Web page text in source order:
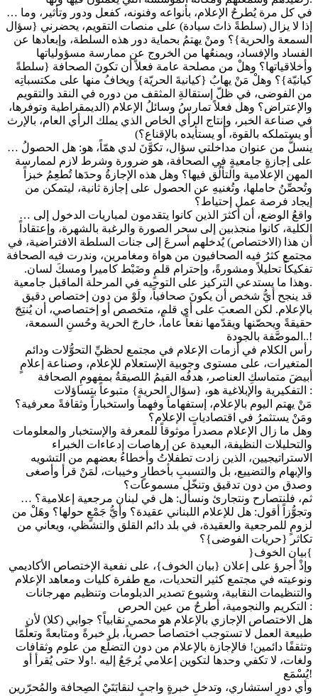
… في كل مرة يُطرحُ الإعلام، بأنواعه وفنونه، كفعل ودور وتأثير، وما
إذا لا يزال (سلطةً ذاتَ سيادة) على منصات التقويم، يحضرني {سؤال
السمعة والحرية}؟ ومنْ يهتمُ بحماية دور هذه السلطة، وإبعادها عن
الفساد والإفساد، ويمنعُها من الخروج عن ممارسة مسؤولياتها
وأخلاقياتها؟ وهلْ من مصلحة عامة فعلاً أن تكونَ الصحافة {سلطةً
كيانيّة}؟ وهلْ مَنْ يهابُ {كيانيةَ الحريّة} ويخافُ منها على مكتسباتِه
من الفوضى، في ظلّ إستقالةِ المثقف من دوره في النقد والتقويم
والإعتراض؟ وهل فعلاً تمارسُ وسائلُ الإعلام (الديمقراطية وتوفرها،
في صناعة الخبر، وإنتاج الرأي الخاص الذي يملك الرأي العام، بالإرث
أو يستملكه بالقوة، أو يستأيده بالإقناع؟)
… ينسلُّ من عنوان مداخلتي سؤال، تكوَّنَ لدي همّاً، هو: هل الحصولُ
على إجازةٍ جامعيةٍ في الصحافة، هو ضرورة وشرط لازم لممارسة
المهن الإعلامية والتألُق فيها؟ وهل هذه الإجازةُ وحدَها تُطعِمُ خبزاً
وتُحصِّنُ حاملها، وتُغنيهِ عن الحصول على إجازة ثانية، ليتمكن من
إيجاد فرصة عمل إحتياط؟
… واقعُ الوضع، أن أكثرَ الذين كانوا يتقدمون لمباريات الدخول إلى
الكلية، كانوا منجذبين إلى سحر الصورة والرغبة بالشهرة، وإعتقاداً
أن هذا (الاختصاص) يُدخلهم أسرعَ إلى جنات السلطة الافتراضية، في
مجتمع كثرُ فيه الصحافيون من هواة ومغامرين، وندرت فيه الصحافة
تفكيكاً تحليلاً ومشورةً، وإحترام قلمٍ وضَبْط كاميرا ومسكَ لسان.
وهذا ما يستدعي التركيز على التوجيه في المرحلة الماقبل جامعية.
قد ينجح أيُّ شخص أن يكونَ صحافياً، ولَوْ من دون إختصاص دقيق
بالإعلام. لكن الصعبَ على أي قلم، متخصص أو إختصاصي، أن يُنتِجَ
حقيقةً ويحصّنها ويقدّمها نفعاً عاماً، خارجَ الحرية وحُسنِ السمعة،
الموصَّفة بالجودة..!
رأس الكلام في أزمات الإعلام في مجتمع لحظيِّ التحوُّلات ودائم
المتغيرات، على مستوى وجوبية الإستعلام للإعلام، وصناعة إعلامٍ
أبيضَ متماسكِ العناصر، هدفُه القيمُ اللصيقةُ بمفهومِ الصحافة
التفكيرية والإبلاغية هو، {سؤال الحرية} متبوعاً بتساؤلات :
مَنْ يهتم اليوم بالإعلام، إستفهاماً وفهماً واستخباراً وثقافةً معرفية؟
ومَنْ يستثمرُ في اقتصاديات الإعلام؟
وهل ما زال الإعلام مصدراً موثوقاً للمعرفة والإستخبار والمعلومات
والتحليلات النظيفة، البعيدة عن إرهاصات إدعاءات الخبراء
الاستراتيجيين، الذين زادت تطفلاتُ وأخطاءُ بعضهم من التشويه
والإبهام والتضييع، بل والتسببِ بأخطارٍ وخيبات، لمَنْ قرأ وأصغى
وصدق من دون تدقيق وتنخّل مسموعات؟
… ثم، فلنتصارح ونتجارئ ونسأل: هل في لبنان مرجعية إعلامية؟
وتجوُّزاً أقول: هل للإعلام اللبناني عقيدة؟ وأيُّ جَمْعٍ حولها؟ وهَلْ من
لزومٍ للمرجعية والعقيدة، في بلد دائم القلق والتشظي، ويعاني من
تكاثر {حريات الفوضى}؟
}بيان الخوف{
وإذْ أجرؤ على إعلان {بيان الخوف}، على نفعية الإختصاص الأكاديمي
ونوعيته في مجتمع كثير التحديات، مع طفرة كليات ومعاهد الإعلام
والتنظيمات النقابية، وشيوع تصدير الدبلومات وتنظيم مهرجانات
التكريم والنجومية، أطرحُ من عين الحرص :
هل الاختصاص الإجازي بالإعلام هو محمي نقابياً؟ جوابي (كلا) لأن
طبيعة العمل لا تستوجب اختصاصاً حصرياً، بل خبرةً ومتابعةً وتعلّمًا
وتثقفًا دائمين! فالإجازة بالإعلام من دون التضلّع من علوم وثقافات
ولغات، لا تكفي وحدها لتكوين إعلامي يُرجَعُ إليه .!ولا حتى يُقرأ أو
يُسْمَع!
وأي دورٍ استشاري، وتدخلِ خبرةٍ واجبٍ لنقابَتَيْ الصِحافة والمُحرّرين